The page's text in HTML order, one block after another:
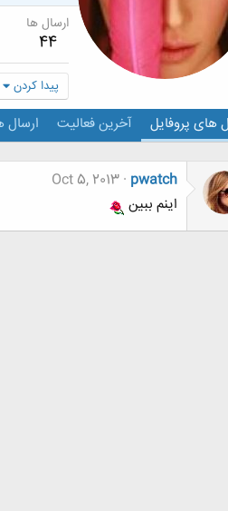
ارسال ها
44
پیدا کردن
های پروفایل آخرین فعالیت ارسال
pwatch
Oct 5, 2013
اینم ببین